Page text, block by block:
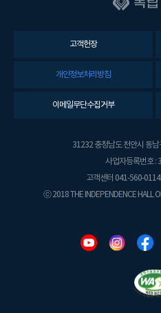
고객헌장
개인정보처리방침
이메일무단수집거부
31232 충청남도 천안시 동
사업자등록번호 :
고객센터 041-560-
ⓒ 2018 THE INDEPENDENCE HALL